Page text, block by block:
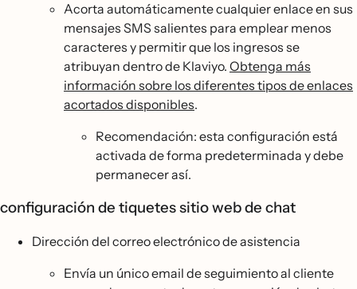
Acorta automáticamente cualquier enlace en sus
mensajes SMS salientes para emplear menos
caracteres y permitir que los ingresos se
atribuyan dentro de Klaviyo. Obtenga más
información sobre los diferentes tipos de enlaces
acortados disponibles.
Recomendación: esta configuración está
activada de forma predeterminada y debe
permanecer así.
configuración de tiquetes sitio web de chat
Dirección del correo electrónico de asistencia
Envía un único email de seguimiento al cliente